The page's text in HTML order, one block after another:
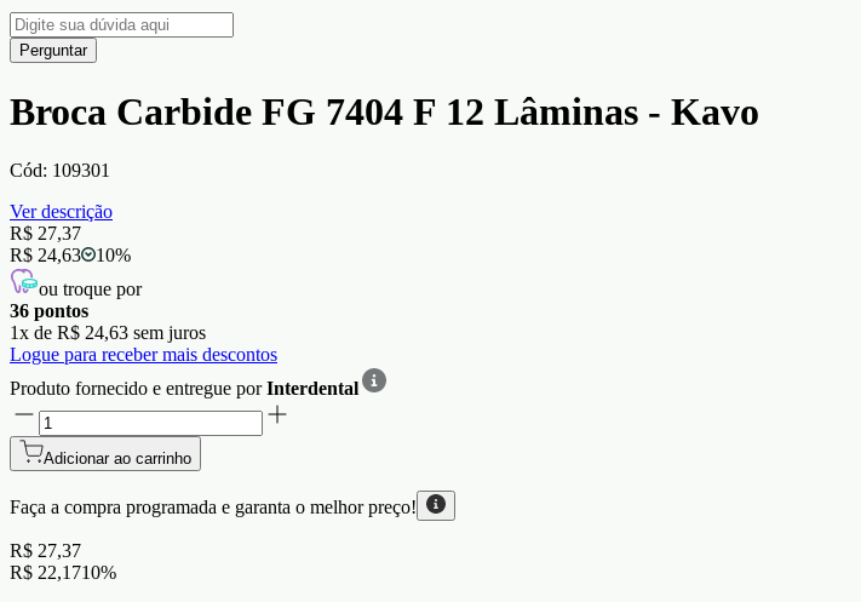
Perguntar
Broca Carbide FG 7404 F 12 Lâminas - Kavo
Cód: 109301
Ver descrição
R$ 27,37
R$ 24,63
10%
ou troque por
36 pontos
1x de R$ 24,63 sem juros
Logue para receber mais descontos
Produto fornecido e entregue porInterdental
Adicionar ao carrinho
Faça a compra programada e garanta o melhor preço!
R$ 27,37
R$ 22,1710%